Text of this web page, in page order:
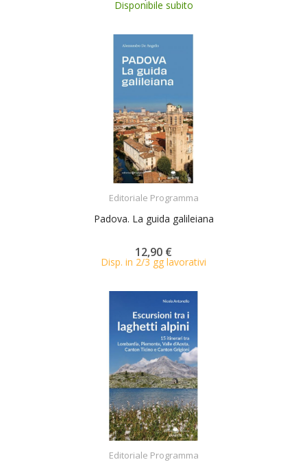
Disponibile subito
Editoriale Programma
Padova. La guida galileiana
12,90 €
Disp. in 2/3 gg lavorativi
Editoriale Programma